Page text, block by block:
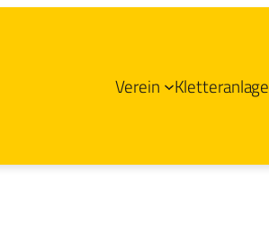
Verein Kletteranlage